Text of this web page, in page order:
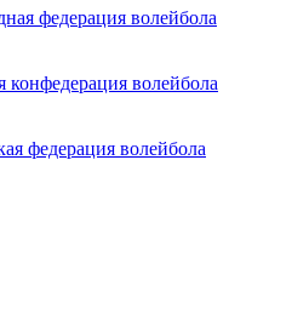
федерация волейбола
конфедерация волейбола
федерация волейбола